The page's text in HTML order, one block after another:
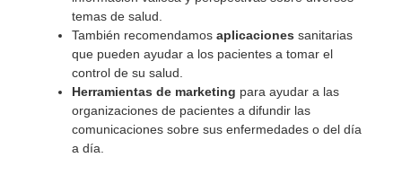
temas de salud.
También recomendamos aplicaciones sanitarias
que pueden ayudar a los pacientes a tomar el
control de su salud.
Herramientas de marketing para ayudar a las
organizaciones de pacientes a difundir las
comunicaciones sobre sus enfermedades o del día
a día.